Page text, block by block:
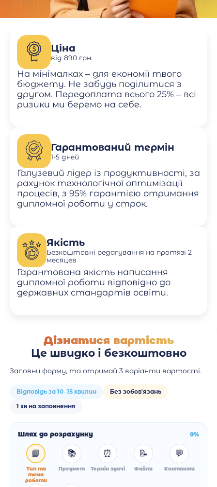
Ціна
від 890 грн.
На мінімалках – для економії твого
бюджету. Не забудь поділитися з
другом. Передоплата всього 25% – всі
ризики ми беремо на себе.
Гарантований термін
1-5 дней
Галузевий лідер із продуктивності, за
рахунок технологічної оптимізації
процесів, з 95% гарантією отримання
дипломної роботи у строк.
Якість
Безкоштовні редагування на протязі 2
месяцев
Гарантована якість написання
дипломної роботи відповідно до
державних стандартів освіти.
Дізнатися вартість
Це швидко і безкоштовно
Заповни форму, та отримай 3 варіанти вартості.
Відповідь за 10–15 хвилин
Без зобов'язань
1 хв на заповнення
Шлях до розрахунку 0%
📘
Тип та
тема
роботи
📚
Предмет
⏰
Термін здачі
📝
Файли
💬
Контакти